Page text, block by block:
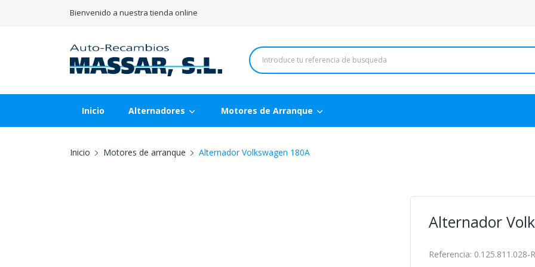
Bienvenido a nuestra tienda online
Inicio Alternadores Motores de Arranque
Inicio Motores de arranque Alternador Volkswagen 180A
Alternador
Referencia: 0.125.811.028-R